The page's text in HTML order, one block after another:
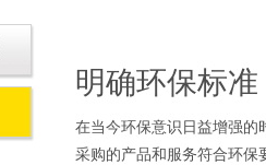
明确环保标
在当今环保意识日益增强的
采购的产品和服务符合环保